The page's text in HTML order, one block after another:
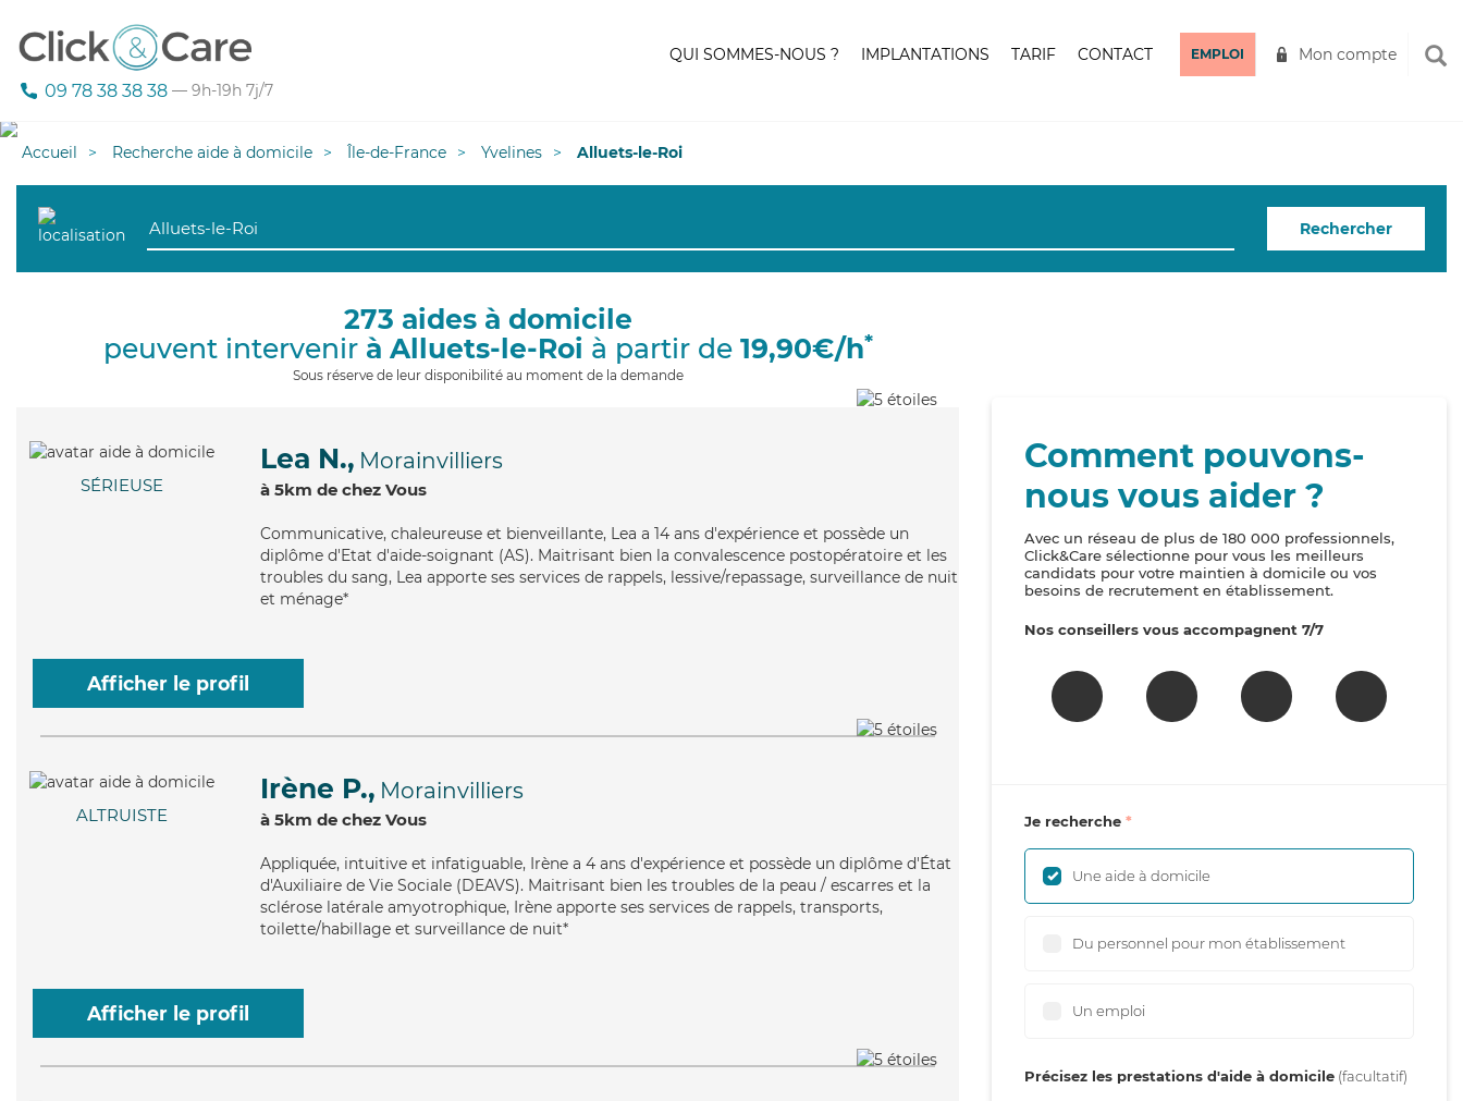
09 78 38 38 38 — 9h-19h 7j/7
QUI SOMMES-NOUS ? IMPLANTATIONS TARIF CONTACT EMPLOI Mon compte
Accueil Recherche aide à domicile Île-de-France Yvelines Alluets-le-Roi
Rechercher
273 aides à domicile
peuvent intervenir à Alluets-le-Roi à partir de 19,90€/h*
Sous réserve de leur disponibilité au moment de la demande
SÉRIEUSE
Lea N., Morainvilliers
à 5km de chez Vous
Communicative, chaleureuse et bienveillante, Lea a 14 ans d'expérience et possède un
diplôme d'Etat d'aide-soignant (AS). Maitrisant bien la convalescence postopératoire et les
troubles du sang, Lea apporte ses services de rappels, lessive/repassage, surveillance de nuit
et ménage*
Afficher le profil
ALTRUISTE
Irène P., Morainvilliers
à 5km de chez Vous
Appliquée, intuitive et infatiguable, Irène a 4 ans d'expérience et possède un diplôme d'État
d'Auxiliaire de Vie Sociale (DEAVS). Maitrisant bien les troubles de la peau / escarres et la
sclérose latérale amyotrophique, Irène apporte ses services de rappels, transports,
toilette/habillage et surveillance de nuit*
Afficher le profil
Comment pouvons-
nous vous aider ?
Avec un réseau de plus de 180 000 professionnels,
Click&Care sélectionne pour vous les meilleurs
candidats pour votre maintien à domicile ou vos
besoins de recrutement en établissement.
Nos conseillers vous accompagnent 7/7
Je recherche
Une aide à domicile
Du personnel pour mon établissement
Un emploi
Précisez les prestations d'aide à domicile